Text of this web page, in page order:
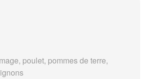
poulet, pommes de terre,